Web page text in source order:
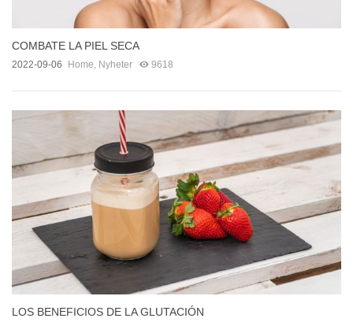
COMBATE LA PIEL SECA
2022-09-06 Home, Nyheter 9618
LOS BENEFICIOS DE LA GLUTACIÓN